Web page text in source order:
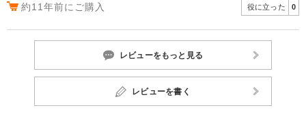
約11年前にご購入 役に立った 0
レビューをもっと見る
レビューを書く